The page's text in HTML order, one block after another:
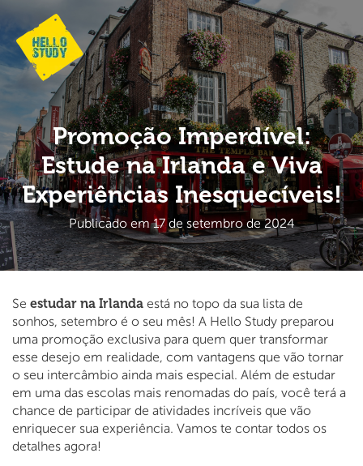
Promoção Imperdível:
Estude na Irlanda e Viva
Experiências Inesquecíveis!
Publicado em 17 de setembro de 2024
Se estudar na Irlanda está no topo da sua lista de
sonhos, setembro é o seu mês! A Hello Study preparou
uma promoção exclusiva para quem quer transformar
esse desejo em realidade, com vantagens que vão tornar
o seu intercâmbio ainda mais especial. Além de estudar
em uma das escolas mais renomadas do país, você terá a
chance de participar de atividades incríveis que vão
enriquecer sua experiência. Vamos te contar todos os
detalhes agora!